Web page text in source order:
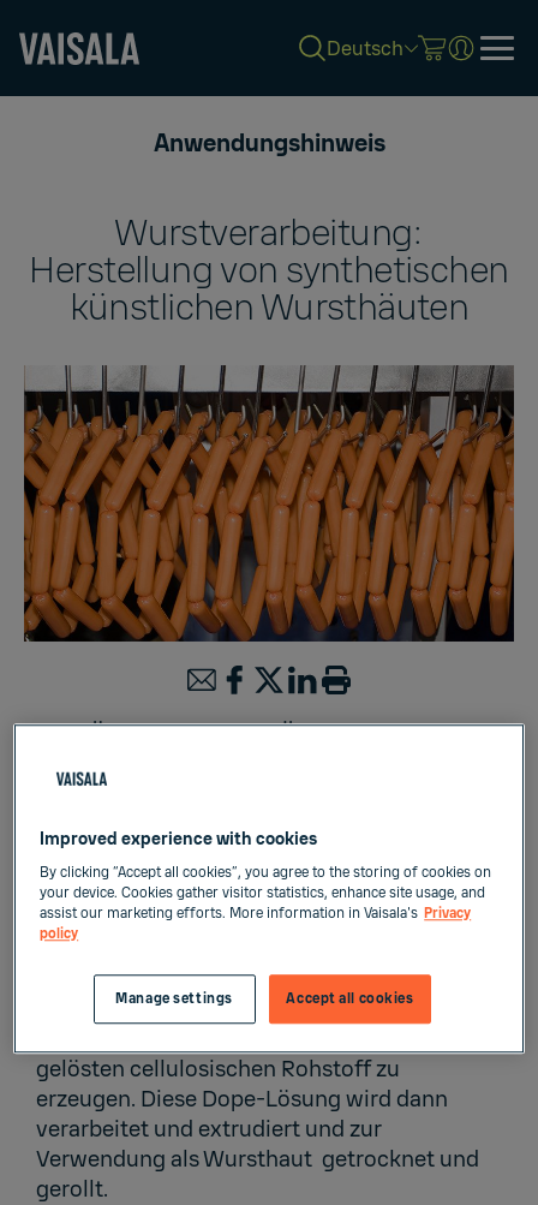
Deutsch
Anwendungshinweis
Wurstverarbeitung:
Herstellung von synthetischen
künstlichen Wursthäuten
Inline-Überwachung von Ätzlaugen in der
Flüssigkeitsmessungen
Cellulose wird häufig in der Herstellung von
synthetischen künstlichen Wursthäuten
verwendet. Cellulosematerial (z. B. Holz) wird
gelösten cellulosischen Rohstoff zu
erzeugen. Diese Dope-Lösung wird dann
verarbeitet und extrudiert und zur
Verwendung als Wursthaut getrocknet und
gerollt.
Improved experience with cookies
By clicking “Accept all cookies”, you agree to the storing of cookies on
your device. Cookies gather visitor statistics, enhance site usage, and
assist our marketing efforts. More information in Vaisala's Privacy
policy
Accept all cookies
Manage settings